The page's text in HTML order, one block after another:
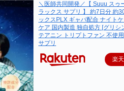
＼医師共同開発／【 Suuu スゥ
ラックス サプリ 】 約7日分 約
ックスPLX ギャバ配合 ナイト
ケア 国内製造 独自処方 [グリシ
テアニン トリプトファン 不使
サプリ
楽